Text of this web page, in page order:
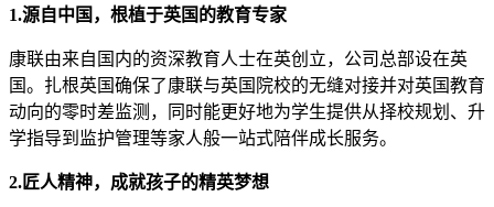
1.源自中国，根植于英国的教育专家
康联由来自国内的资深教育人士在英创立，公司总部设在英
国。扎根英国确保了康联与英国院校的无缝对接并对英国教育
动向的零时差监测，同时能更好地为学生提供从择校规划、升
学指导到监护管理等家人般一站式陪伴成长服务。
2.匠人精神，成就孩子的精英梦想